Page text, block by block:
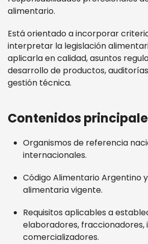
alimentario.
Está orientado a incorporar
interpretar la legislación
aplicarla en calidad, asuntos
desarrollo de productos,
gestión técnica.
Contenidos
Organismos de referencia
internacionales.
Código Alimentario Argentino
alimentaria vigente.
Requisitos aplicables a
elaboradores,
comercializadores.